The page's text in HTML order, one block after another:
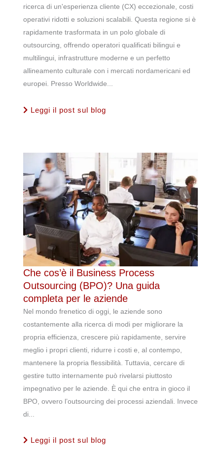
ricerca di un'esperienza cliente (CX) eccezionale, costi
operativi ridotti e soluzioni scalabili. Questa regione si è
rapidamente trasformata in un polo globale di
outsourcing, offrendo operatori qualificati bilingui e
multilingui, infrastrutture moderne e un perfetto
allineamento culturale con i mercati nordamericani ed
europei. Presso Worldwide...
Leggi il post sul blog
Che cos’è il Business Process
Outsourcing (BPO)? Una guida
completa per le aziende
Nel mondo frenetico di oggi, le aziende sono
costantemente alla ricerca di modi per migliorare la
propria efficienza, crescere più rapidamente, servire
meglio i propri clienti, ridurre i costi e, al contempo,
mantenere la propria flessibilità. Tuttavia, cercare di
gestire tutto internamente può rivelarsi piuttosto
impegnativo per le aziende. È qui che entra in gioco il
BPO, ovvero l’outsourcing dei processi aziendali. Invece
di...
Leggi il post sul blog